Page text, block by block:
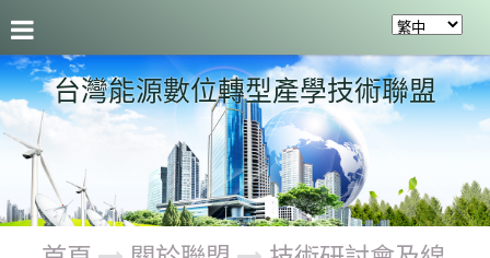
台灣能源數位轉型產學技術聯盟
聯盟介紹 最新活動及成果 會員服務 關於聯盟